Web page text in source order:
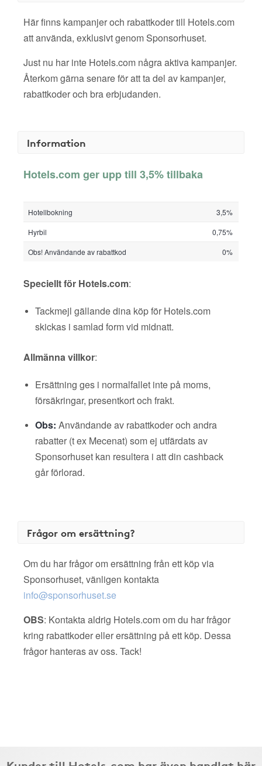
Här finns kampanjer och rabattkoder till Hotels.com
att använda, exklusivt genom Sponsorhuset.
Just nu har inte Hotels.com några aktiva kampanjer.
Återkom gärna senare för att ta del av kampanjer,
rabattkoder och bra erbjudanden.
Information
Hotels.com ger upp till 3,5% tillbaka
Hotellbokning
3,5%
Hyrbil
0,75%
Obs! Användande av rabattkod
0%
Speciellt för Hotels.com:
Tackmejl gällande dina köp för Hotels.com
skickas i samlad form vid midnatt.
Allmänna villkor:
Ersättning ges i normalfallet inte på moms,
försäkringar, presentkort och frakt.
Obs: Användande av rabattkoder och andra
rabatter (t ex Mecenat) som ej utfärdats av
Sponsorhuset kan resultera i att din cashback
går förlorad.
Frågor om ersättning?
Om du har frågor om ersättning från ett köp via
Sponsorhuset, vänligen kontakta
info@sponsorhuset.se
OBS: Kontakta aldrig Hotels.com om du har frågor
kring rabattkoder eller ersättning på ett köp. Dessa
frågor hanteras av oss. Tack!